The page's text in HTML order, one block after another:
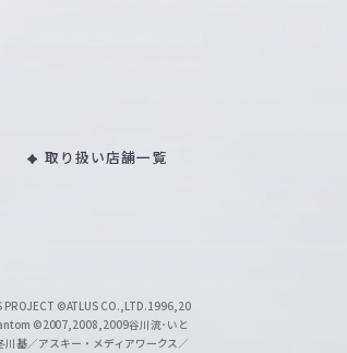
取り扱い店舗一覧
©ATLUS CO.,LTD.1996,20
©2007,2008,2009谷川流･いと
基／アスキー・メディアワークス／